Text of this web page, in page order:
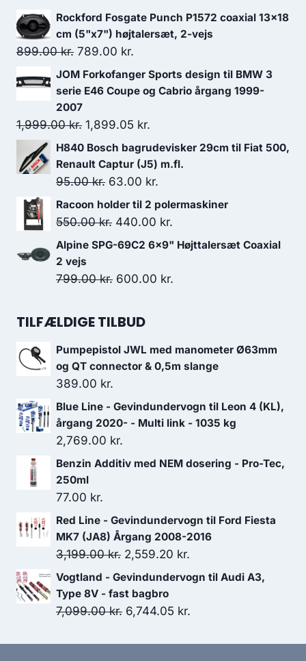
Rockford Fosgate Punch P1572 coaxial 13x18
cm (5"x7") højtalersæt, 2-vejs
899.00kr. Den
oprindelige
pris
var:
899.00 kr..
789.00 kr.
aktuelle
pris
789.00 kr..
JOM Forkofanger Sports design til BMW 3
serie E46 Coupe og Cabrio årgang 1999-
2007
1,999.00kr. Den
oprindelige
pris
var:
1,999.00 kr..
1,899.05 kr.
aktuelle
pris
er:
1,899.05 kr..
H840 Bosch bagrudevisker 29cm til Fiat 500,
Renault Captur (J5) m.fl.
95.00kr. Den
oprindelige
pris
63.00 kr.
aktuelle
pris
63.00 kr..
Racoon holder til 2 polermaskiner
550.00kr. Den
oprindelige
var:
440.00 kr.
aktuelle
Alpine SPG-69C2 6x9" Højttalersæt Coaxial
2 vejs
799.00kr. Den
pris
799.00 kr..
600.00 kr.
600.00 kr..
TILFÆLDIGE TILBUD
Pumpepistol JWL med manometer Ø63mm
og QT connector & 0,5m slange
389.00 kr.
Blue Line - Gevindundervogn til Leon 4 (KL),
årgang 2020- - Multi link - 1035 kg
2,769.00 kr.
Benzin Additiv med NEM dosering - Pro-Tec,
250ml
77.00 kr.
Red Line - Gevindundervogn til Ford Fiesta
MK7 (JA8) Årgang 2008-2016
3,199.00kr. Den
oprindelige
pris
var:
2,559.20 kr.
aktuelle
Vogtland - Gevindundervogn til Audi A3,
Type 8V - fast bagbro
7,099.00kr. Den
pris
6,744.05 kr.
pris